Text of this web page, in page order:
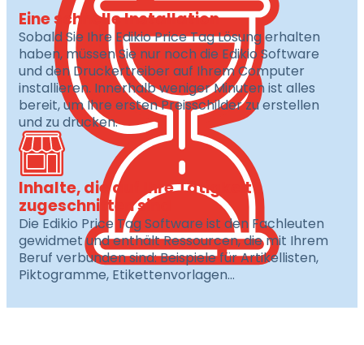
Eine schnelle Installation
Sobald Sie Ihre Edikio Price Tag Lösung erhalten
haben, müssen Sie nur noch die Edikio Software
und den Druckertreiber auf Ihrem Computer
installieren. Innerhalb weniger Minuten ist alles
bereit, um Ihre ersten Preisschilder zu erstellen
und zu drucken.
Inhalte, die auf Ihre Tätigkeit
zugeschnitten sind
Die Edikio Price Tag Software ist den Fachleuten
gewidmet und enthält Ressourcen, die mit Ihrem
Beruf verbunden sind: Beispiele für Artikellisten,
Piktogramme, Etikettenvorlagen…